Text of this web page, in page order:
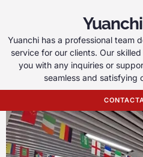
Yuanchi has a professional team
service for our clients. Our
you with any inquiries or
seamless and satisfying